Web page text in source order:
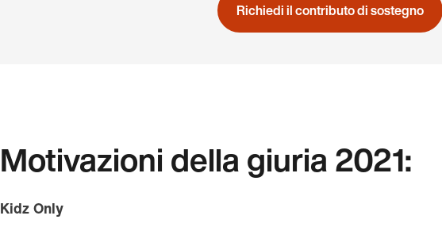
Richiedi il contributo di sostegno
Motivazioni della giuria 2021:
Kidz Only